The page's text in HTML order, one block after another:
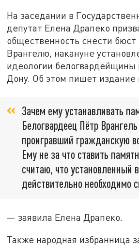
На заседании в
депутат Елена Драпеко
общественность снести бюст
Врангелю, накануне
идеологии белогвардейщины
Дону. Об этом пишет издание
Зачем ему устанавливать
Белогвардеец Пётр
проигравший гражданскую
Ему не за что ставить
считаю, что установленный
действительно необходимо
— заявила Елена Драпеко.
Также народная избранница